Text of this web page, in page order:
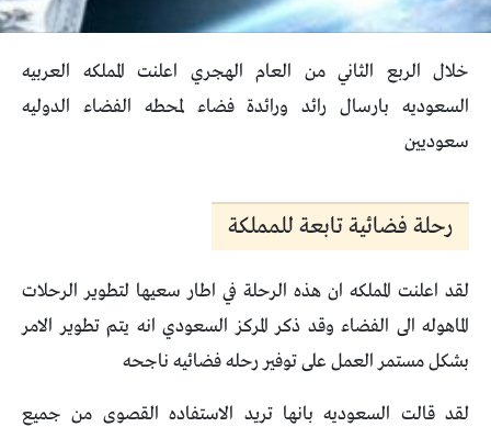
خلال الربع الثاني من العام الهجري اعلنت المملكه العربيه
السعوديه بارسال رائد ورائدة فضاء لمحطه الفضاء الدوليه
سعوديين
رحلة فضائية تابعة للمملكة
لقد اعلنت المملكه ان هذه الرحلة في اطار سعيها لتطوير الرحلات
الماهوله الى الفضاء وقد ذكر المركز السعودي انه يتم تطوير الامر
بشكل مستمر العمل على توفير رحله فضائيه ناجحه
لقد قالت السعوديه بانها تريد الاستفاده القصوى من جميع